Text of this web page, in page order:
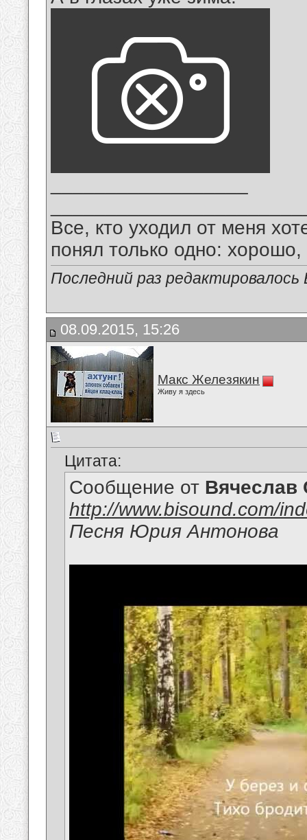
Все, кто уходил от меня
понял только одно:
Последний раз
08.09.2015, 15:26
Макс Железякин
Живу я здесь
Цитата:
Сообщение от Вячеслав
http://www.bisound.com/
Песня Юрия Антонова